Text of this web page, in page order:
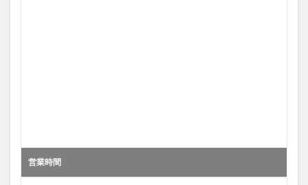
営業時間